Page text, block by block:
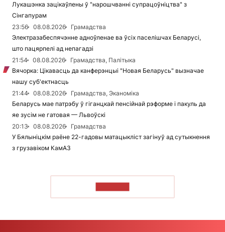
Лукашэнка зацікаўлены ў "нарошчванні супрацоўніцтва" з
Сінгапурам
23:56
08.08.2026
Грамадства
Электразабеспячэнне адноўленае ва ўсіх паселішчах Беларусі,
што пацярпелі ад непагадзі
21:54
08.08.2026
Грамадства, Палітыка
Вячорка: Цікавасць да канферэнцыі "Новая Беларусь" вызначае
нашу суб'ектнасць
21:44
08.08.2026
Грамадства, Эканоміка
Беларусь мае патрэбу ў гіганцкай пенсійнай рэформе і пакуль да
яе зусім не гатовая — Львоўскі
20:13
08.08.2026
Грамадства
У Бялыніцкім раёне 22-гадовы матацыкліст загінуў ад сутыкнення
з грузавіком КамАЗ